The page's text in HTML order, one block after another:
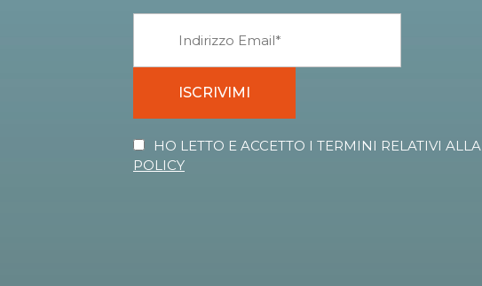
ISCRIVIMI
HO LETTO E ACCETTO I TERMINI RELATIVI ALLA
POLICY